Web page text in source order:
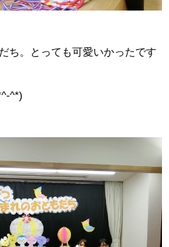
ち。とっても可愛いかったです
^*)